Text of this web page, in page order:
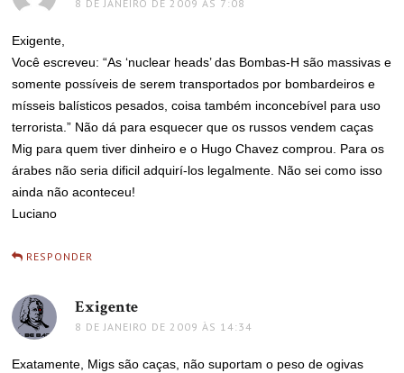
8 DE JANEIRO DE 2009 ÀS 7:08
Exigente,
Você escreveu: “As ‘nuclear heads’ das Bombas-H são massivas e
somente possíveis de serem transportados por bombardeiros e
mísseis balísticos pesados, coisa também inconcebível para uso
terrorista.” Não dá para esquecer que os russos vendem caças
Mig para quem tiver dinheiro e o Hugo Chavez comprou. Para os
árabes não seria dificil adquirí-los legalmente. Não sei como isso
ainda não aconteceu!
Luciano
RESPONDER
Exigente
8 DE JANEIRO DE 2009 ÀS 14:34
Exatamente, Migs são caças, não suportam o peso de ogivas